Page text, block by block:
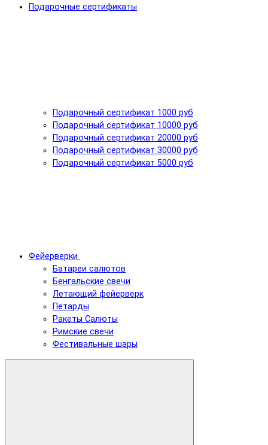
Подарочные сертификаты
Подарочный сертификат 1000 руб
Подарочный сертификат 10000 руб
Подарочный сертификат 20000 руб
Подарочный сертификат 30000 руб
Подарочный сертификат 5000 руб
Фейерверки
Батареи салютов
Бенгальские свечи
Летающий фейерверк
Петарды
Ракеты Салюты
Римские свечи
Фестивальные шары